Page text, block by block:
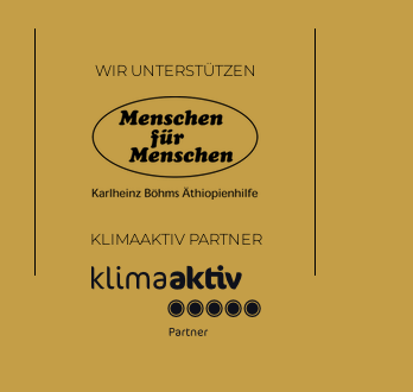
WIR UNTERSTÜTZEN
KLIMAAKTIV PARTNER